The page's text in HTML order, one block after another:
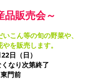
品販売会～
こん等の旬の野菜や、
を販売します。
（日）
り次第終了
門前